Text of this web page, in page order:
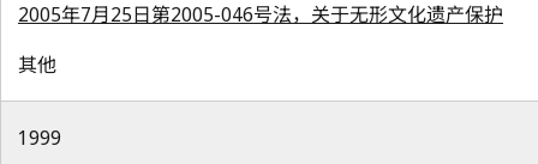
2005年7月25日第2005-046号法，关于无形文化遗产保护
其他
1999